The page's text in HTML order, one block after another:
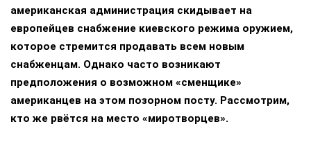
американская администрация скидывает на
европейцев снабжение киевского режима оружием,
которое стремится продавать всем новым
снабженцам. Однако часто возникают
предположения о возможном «сменщике»
американцев на этом позорном посту. Рассмотрим,
кто же рвётся на место «миротворцев».